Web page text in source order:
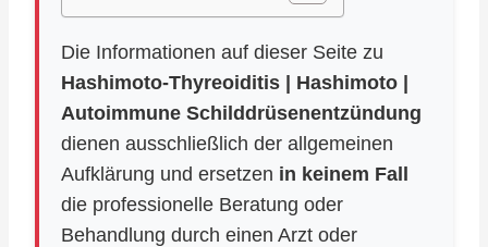
Die Informationen auf dieser Seite zu
Hashimoto-Thyreoiditis | Hashimoto |
Autoimmune Schilddrüsenentzündung
dienen ausschließlich der allgemeinen
Aufklärung und ersetzen in keinem Fall
die professionelle Beratung oder
Behandlung durch einen Arzt oder